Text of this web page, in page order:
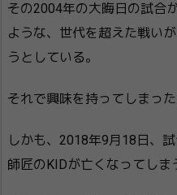
その2004年の大晦日の試合
ような、世代を超えた戦い
うとしている。
それで興味を持ってしまった
しかも、2018年9月18日、
師匠のKIDが亡くなってしま